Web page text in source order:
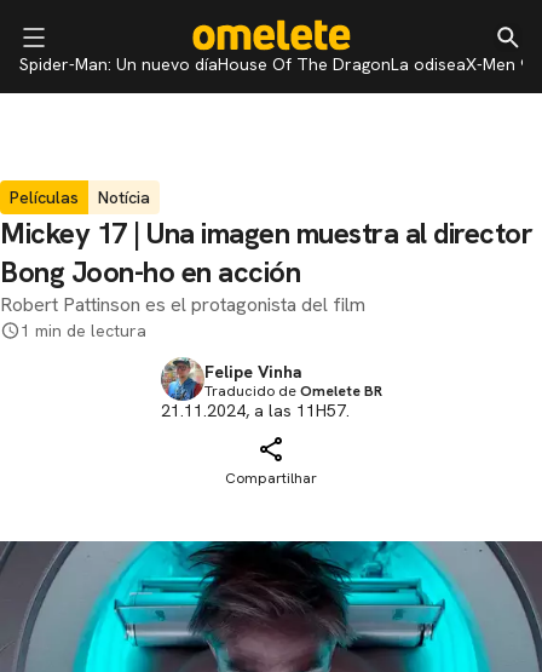
Spider-Man: Un nuevo díaHouse Of The DragonLa odiseaX-Men 97
Películas Notícia
Mickey 17 | Una imagen muestra al director
Bong Joon-ho en acción
Robert Pattinson es el protagonista del film
1 min de lectura
Felipe Vinha
Traducido deOmelete BR
21.11.2024, a las 11H57.
Compartilhar